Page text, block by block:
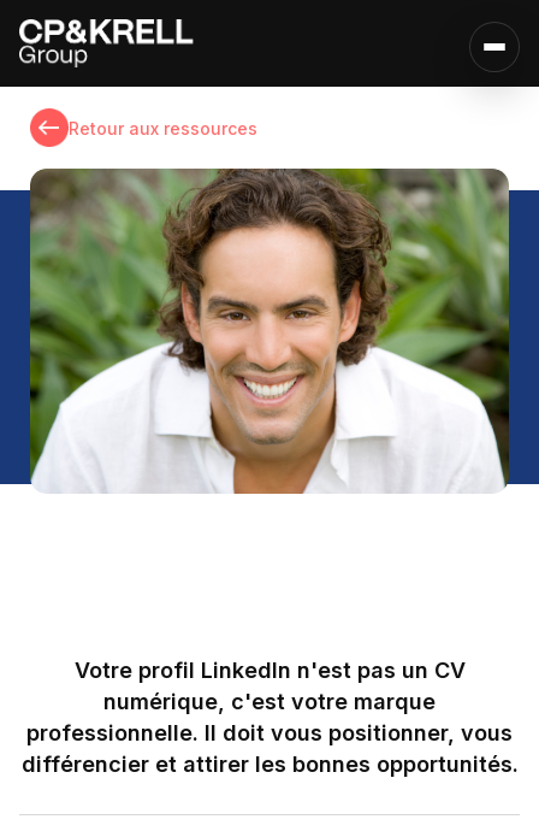
Retour aux ressources
Votre profil LinkedIn n'est pas un CV
numérique, c'est votre marque
professionnelle. Il doit vous positionner, vous
différencier et attirer les bonnes opportunités.